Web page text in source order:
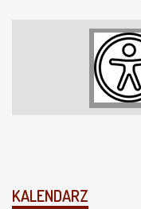
KALENDARZ